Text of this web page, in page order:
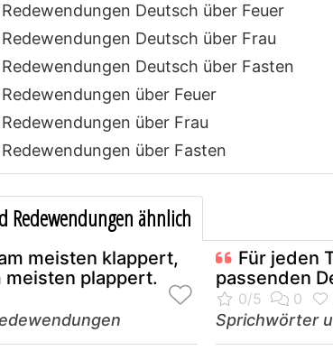
Deutsch über Feuer
Deutsch über Frau
Deutsch über Fasten
über Feuer
über Frau
über Fasten
Redewendungen ähnlich
meisten klappert,
meisten plappert.
Für jeden
passenden
Sprichwörter